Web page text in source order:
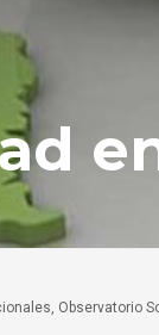
, Observatorio